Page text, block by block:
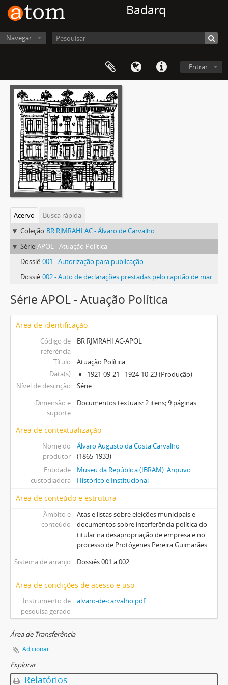
Badarq
Navegar
Entrar
Acervo
Busca rápida
Coleção BR RJMRAHI AC - Álvaro de Carvalho
Série APOL - Atuação Política
Dossiê 001 - Autorização para publicação
Dossiê 002 - Auto de declarações prestadas pelo capitão de mar e guerra Protógenes Pereira Guimarães
Série APOL - Atuação Política
Área de identificação
Código de
referência
BR RJMRAHI AC-APOL
Título
Atuação Política
Data(s)
1921-09-21 - 1924-10-23 (Produção)
Nível de descrição
Série
Dimensão e
suporte
Documentos textuais: 2 itens; 9 páginas
Área de contextualização
Nome do
produtor
Álvaro Augusto da Costa Carvalho
(1865-1933)
Entidade
custodiadora
Museu da República (IBRAM). Arquivo
Histórico e Institucional
Área de conteúdo e estrutura
Âmbito e
conteúdo
Atas e listas sobre eleições municipais e
documentos sobre interferência política do
titular na desapropriação de empresa e no
processo de Protógenes Pereira Guimarães.
Sistema de arranjo
Dossiês 001 a 002
Área de condições de acesso e uso
Instrumento de
pesquisa gerado
alvaro-de-carvalho.pdf
Área de Transferência
Adicionar
Explorar
Relatórios